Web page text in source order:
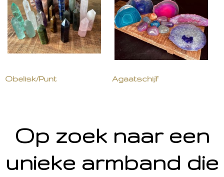
Obelisk/Punt Agaatschijf
Op zoek naar een
unieke armband die